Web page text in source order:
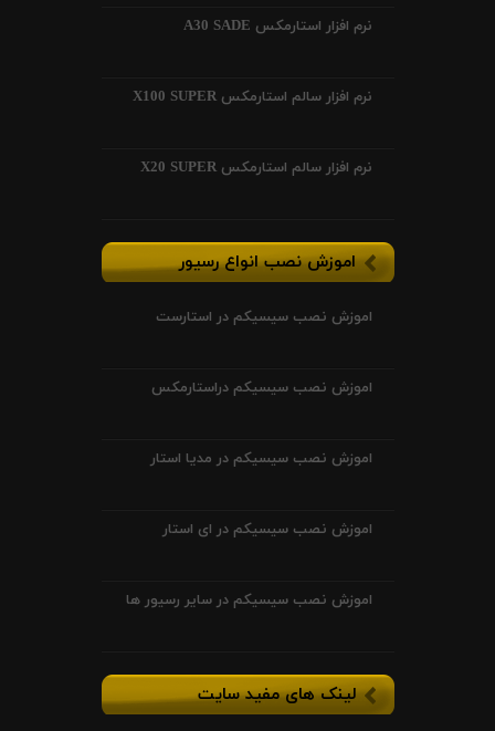
نرم افزار استارمکس A30 SADE
نرم افزار سالم استارمکس X100 SUPER
نرم افزار سالم استارمکس X20 SUPER
اموزش نصب انواع رسیور
اموزش نصب سیسیکم در استارست
اموزش نصب سیسیکم دراستارمکس
اموزش نصب سیسیکم در مدیا استار
اموزش نصب سیسیکم در ای استار
اموزش نصب سیسیکم در سایر رسیور ها
لینک های مفید سایت